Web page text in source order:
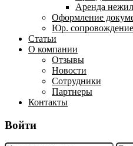
Аренда
Оформление
Юр. сопровождение
Статьи
О компании
Отзывы
Новости
Сотрудники
Партнеры
Контакты
Войти